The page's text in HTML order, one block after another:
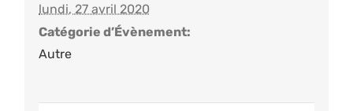
lundi, 27 avril 2020
Catégorie d’Évènement:
Autre